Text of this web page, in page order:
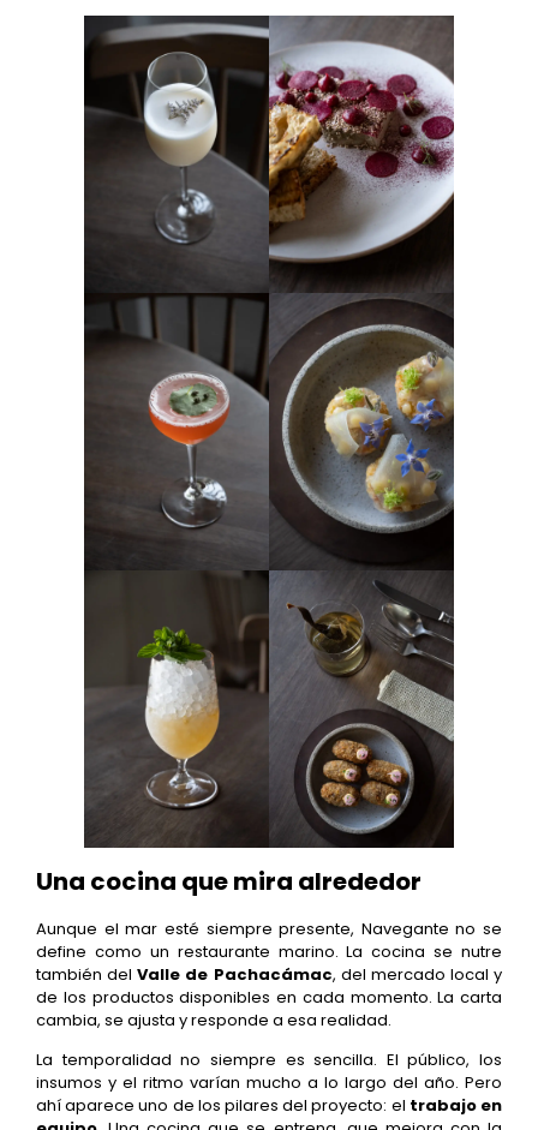
Una cocina que mira alrededor
Aunque el mar esté siempre presente, Navegante no se
define como un restaurante marino. La cocina se nutre
también delValle de Pachacámac, del mercado local y
de los productos disponibles en cada momento. La carta
cambia, se ajusta y responde a esa realidad.
La temporalidad no siempre es sencilla. El público, los
insumos y el ritmo varían mucho a lo largo del año. Pero
ahí aparece uno de los pilares del proyecto: el trabajo en